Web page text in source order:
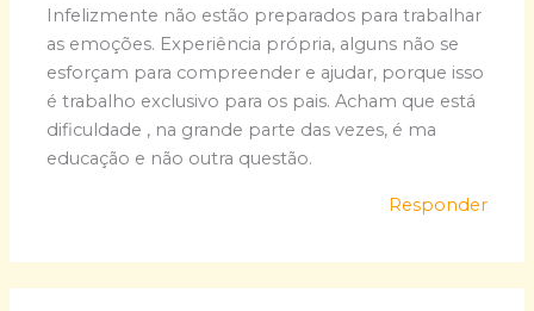
Infelizmente não estão preparados para trabalhar
as emoções. Experiência própria, alguns não se
esforçam para compreender e ajudar, porque isso
é trabalho exclusivo para os pais. Acham que está
dificuldade , na grande parte das vezes, é ma
educação e não outra questão.
Responder